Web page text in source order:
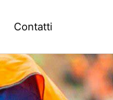
Contatti